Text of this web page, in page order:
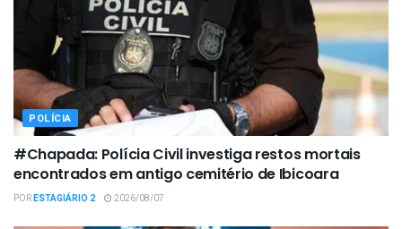
POLÍCIA
#Chapada: Polícia Civil investiga restos mortais
encontrados em antigo cemitério de Ibicoara
PORESTAGIÁRIO 2 2026/08/07